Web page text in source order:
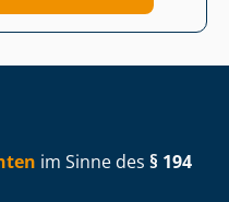
im Sinne des § 194